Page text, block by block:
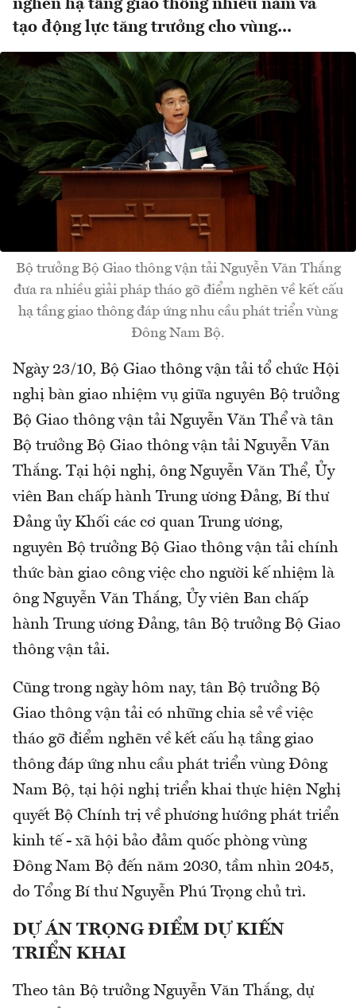
nghẽn hạ tầng giao thông nhiều năm và
tạo động lực tăng trưởng cho vùng...
Bộ trưởng Bộ Giao thông vận tải Nguyễn Văn Thắng
đưa ra nhiều giải pháp tháo gỡ điểm nghẽn về kết cấu
hạ tầng giao thông đáp ứng nhu cầu phát triển vùng
Đông Nam Bộ.
Ngày 23/10, Bộ Giao thông vận tải tổ chức Hội
nghị bàn giao nhiệm vụ giữa nguyên Bộ trưởng
Bộ Giao thông vận tải Nguyễn Văn Thể và tân
Bộ trưởng Bộ Giao thông vận tải Nguyễn Văn
Thắng. Tại hội nghị, ông Nguyễn Văn Thể, Ủy
viên Ban chấp hành Trung ương Đảng, Bí thư
Đảng ủy Khối các cơ quan Trung ương,
nguyên Bộ trưởng Bộ Giao thông vận tải chính
thức bàn giao công việc cho người kế nhiệm là
ông Nguyễn Văn Thắng, Ủy viên Ban chấp
hành Trung ương Đảng, tân Bộ trưởng Bộ Giao
thông vận tải.
Cũng trong ngày hôm nay, tân Bộ trưởng Bộ
Giao thông vận tải có những chia sẻ về việc
tháo gỡ điểm nghẽn về kết cấu hạ tầng giao
thông đáp ứng nhu cầu phát triển vùng Đông
Nam Bộ, tại hội nghị triển khai thực hiện Nghị
quyết Bộ Chính trị về phương hướng phát triển
kinh tế - xã hội bảo đảm quốc phòng vùng
Đông Nam Bộ đến năm 2030, tầm nhìn 2045,
do Tổng Bí thư Nguyễn Phú Trọng chủ trì.
DỰ ÁN TRỌNG ĐIỂM DỰ KIẾN
TRIỂN KHAI
Theo tân Bộ trưởng Nguyễn Văn Thắng, dự